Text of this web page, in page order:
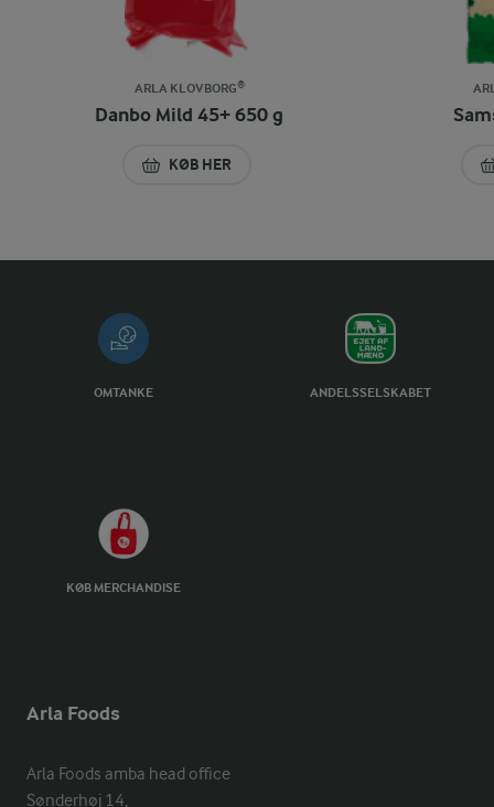
ARLA KLOVBORG®
Danbo Mild 45+ 650 g
KØB HER
DANBO MILD 45+ 650 G
OMTANKE ANDELSSELSKABET
KØB MERCHANDISE
Arla Foods
Arla Foods amba head office
Sønderhøj 14,